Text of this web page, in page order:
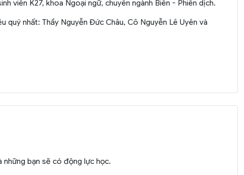
viên K27, khoa Ngoại ngữ, chuyên ngành Biên - Phiên dịch.
quý nhất: Thầy Nguyễn Đức Châu, Cô Nguyễn Lê Uyên và
những bạn sẽ có động lực học.